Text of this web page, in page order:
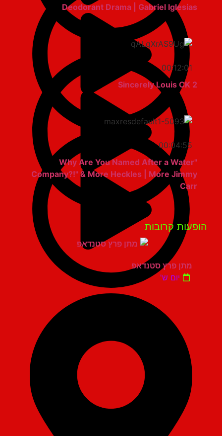
Deodorant Drama | Gabriel Iglesias
00:12:01
Sincerely Louis CK 2
00:04:55
"Why Are You Named After a Water
Company?!" & More Heckles | More Jimmy
קרובות
מתן פרץ סטנדאפ
יום ש'